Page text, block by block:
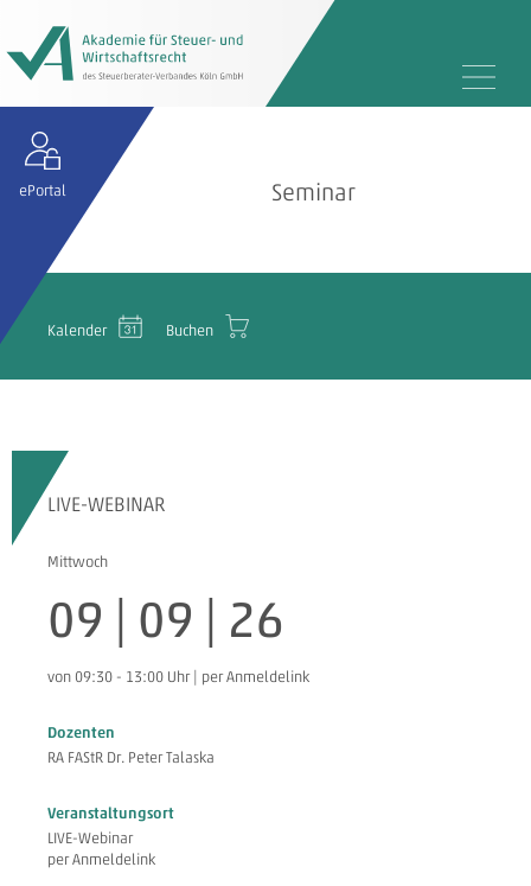
ePortal Seminar
Kalender Buchen
LIVE-WEBINAR
Mittwoch
09 | 09 | 26
von 09:30 - 13:00 Uhr | per Anmeldelink
Dozenten
RA FAStR Dr. Peter Talaska
Veranstaltungsort
LIVE-Webinar
per Anmeldelink